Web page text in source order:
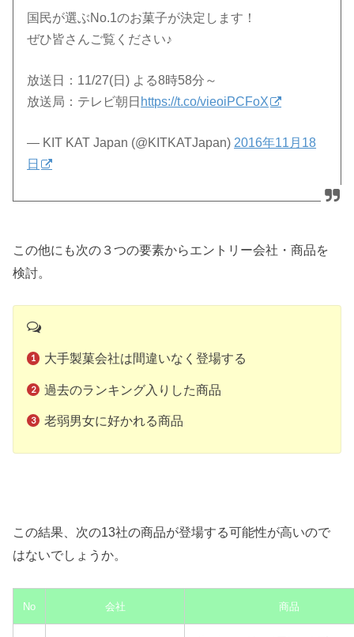
国民が選ぶNo.1のお菓子が決定します！
ぜひ皆さんご覧ください♪
放送日：11/27(日) よる8時58分～
放送局：テレビ朝日 https://t.co/vieoiPCFoX
— KIT KAT Japan (@KITKATJapan) 2016年11月18
日
この他にも次の３つの要素からエントリー会社・商品を
検討。
大手製菓会社は間違いなく登場する
過去のランキング入りした商品
老弱男女に好かれる商品
この結果、次の13社の商品が登場する可能性が高いので
はないでしょうか。
No 会社 商品